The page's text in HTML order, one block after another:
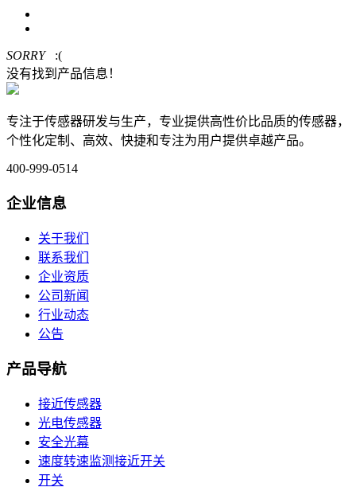
SORRY
:(
没有找到产品信息！
专注于传感器研发与生产，专业提供高性价比品质的传感器，
个性化定制、高效、快捷和专注为用户提供卓越产品。
400-999-0514
企业信息
关于我们
联系我们
企业资质
公司新闻
行业动态
公告
产品导航
接近传感器
光电传感器
安全光幕
速度转速监测接近开关
开关